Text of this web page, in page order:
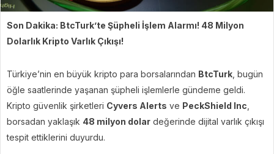
Son Dakika: BtcTurk’te Şüpheli İşlem Alarmı! 48 Milyon
Dolarlık Kripto Varlık Çıkışı!
Türkiye’nin en büyük kripto para borsalarından BtcTurk , bugün
öğle saatlerinde yaşanan şüpheli işlemlerle gündeme geldi.
Kripto güvenlik şirketleri Cyvers Alerts ve PeckShield Inc
borsadan yaklaşık 48 milyon dolar değerinde dijital varlık çıkışı
tespit ettiklerini duyurdu.